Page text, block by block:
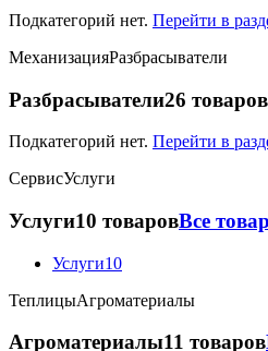
Подкатегорий нет. Перейти в
МеханизацияРазбрасыватели
Разбрасыватели26 товаров
Подкатегорий нет. Перейти в
СервисУслуги
Услуги10 товаровВсе
Услуги10
ТеплицыАгроматериалы
Агроматериалы11 товаров